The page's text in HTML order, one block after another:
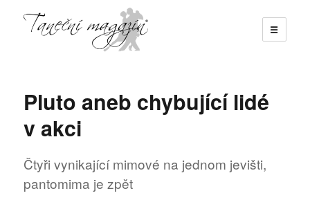
☰
Pluto aneb chybující lidé
v akci
Čtyři vynikající mimové na jednom jevišti,
pantomima je zpět